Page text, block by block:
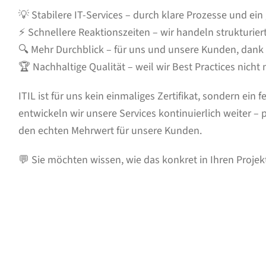
💡 Stabilere IT-Services – durch klare Prozesse und
⚡ Schnellere Reaktionszeiten – wir handeln
🔍 Mehr Durchblick – für uns und unsere Kunden,
🏆 Nachhaltige Qualität – weil wir Best Practices
ITIL ist für uns kein einmaliges Zertifikat, sondern ein
entwickeln wir unsere Services kontinuierlich weiter
den echten Mehrwert für unsere Kunden.
💬 Sie möchten wissen, wie das konkret in Ihren